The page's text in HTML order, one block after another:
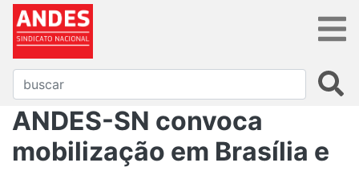
ANDES-SN convoca
mobilização em Brasília e